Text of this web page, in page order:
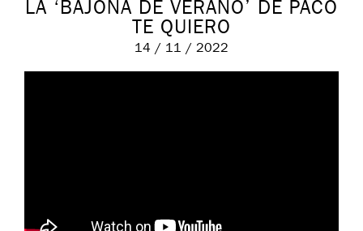
LA ‘BAJONA DE VERANO’ DE PACO
TE QUIERO
14 / 11 / 2022